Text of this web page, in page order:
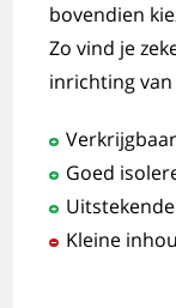
bovendien
Zo vind je
inrichting
Goed
Kleine